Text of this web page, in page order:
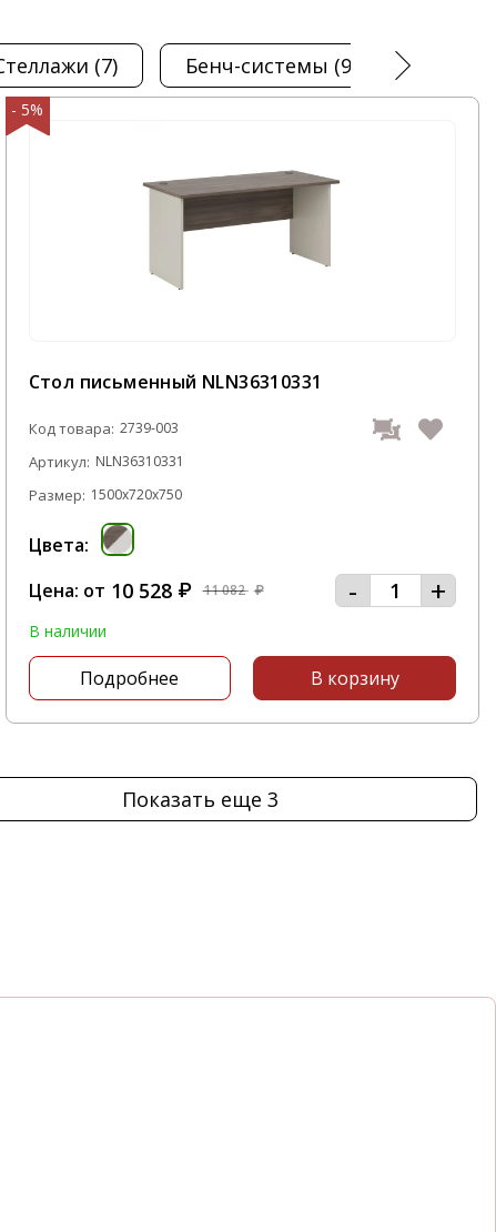
стеллажи (7) бенч-системы (9)
- 5%
Стол письменный NLN36310331
Код товара: 2739-003
Артикул: NLN36310331
Размер: 1500x720x750
Цвета:
Цена: от 10 528 ₽ 11 082 ₽ - +
В наличии
Подробнее В корзину
Показать еще 3